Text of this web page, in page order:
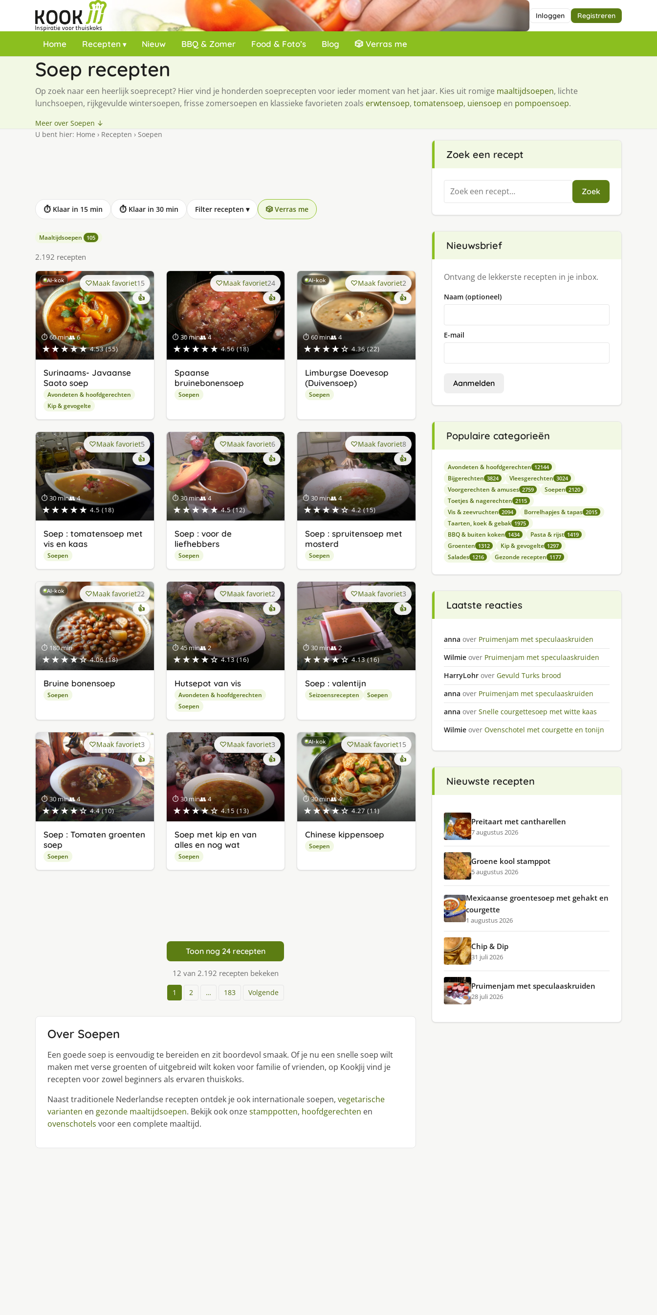
Inloggen Registreren
Home Recepten Nieuw BBQ & Zomer Food & Foto’s Blog 🎲 Verras me
Soep recepten
Op zoek naar een heerlijk soeprecept? Hier vind je honderden soeprecepten voor ieder moment van het jaar. Kies uit romige maaltijdsoepen, lichte
lunchsoepen, rijkgevulde wintersoepen, frisse zomersoepen en klassieke favorieten zoals erwtensoep, tomatensoep, uiensoep en pompoensoep.
Meer over Soepen ↓
U bent hier: Home › Recepten › Soepen
⏱ Klaar in 15 min ⏱ Klaar in 30 min Filter recepten ▾ 🎲 Verras me
Maaltijdsoepen 105
2.192 recepten
AI-kok
⏱ 60 min👥 6
★★★★★ 4.53 (55)
Maak favoriet15
👍
Surinaams- Javaanse
Saoto soep
Avondeten & hoofdgerechten
Kip & gevogelte
⏱ 30 min👥 4
★★★★★ 4.56 (18)
Maak favoriet24
👍
Spaanse
bruinebonensoep
Soepen
AI-kok
⏱ 60 min👥 4
★★★★☆ 4.36 (22)
Maak favoriet2
👍
Limburgse Doevesop
(Duivensoep)
Soepen
⏱ 30 min👥 4
★★★★★ 4.5 (18)
Maak favoriet5
👍
Soep : tomatensoep met
vis en kaas
Soepen
⏱ 30 min👥 4
★★★★★ 4.5 (12)
Maak favoriet6
👍
Soep : voor de
liefhebbers
Soepen
⏱ 30 min👥 4
★★★★☆ 4.2 (15)
Maak favoriet8
👍
Soep : spruitensoep met
mosterd
Soepen
AI-kok
⏱ 180 min
★★★★☆ 4.06 (18)
Maak favoriet22
👍
Bruine bonensoep
Soepen
⏱ 45 min👥 2
★★★★☆ 4.13 (16)
Maak favoriet2
👍
Hutsepot van vis
Avondeten & hoofdgerechten
Soepen
⏱ 30 min👥 2
★★★★☆ 4.13 (16)
Maak favoriet3
👍
Soep : valentijn
Seizoensrecepten Soepen
⏱ 30 min👥 4
★★★★☆ 4.4 (10)
Maak favoriet3
👍
Soep : Tomaten groenten
soep
Soepen
⏱ 30 min👥 4
★★★★☆ 4.15 (13)
Maak favoriet3
👍
Soep met kip en van
alles en nog wat
Soepen
AI-kok
⏱ 30 min👥 4
★★★★☆ 4.27 (11)
Maak favoriet15
👍
Chinese kippensoep
Soepen
Toon nog 24 recepten
12 van 2.192 recepten bekeken
1 2 … 183 Volgende
Over Soepen
Een goede soep is eenvoudig te bereiden en zit boordevol smaak. Of je nu een snelle soep wilt
maken met verse groenten of uitgebreid wilt koken voor familie of vrienden, op KookJij vind je
recepten voor zowel beginners als ervaren thuiskoks.
Naast traditionele Nederlandse recepten ontdek je ook internationale soepen, vegetarische
varianten en gezonde maaltijdsoepen. Bekijk ook onzestamppotten, hoofdgerechten en
ovenschotels voor een complete maaltijd.
Zoek een recept
Zoeken
naar:
Zoek
Nieuwsbrief
Ontvang de lekkerste recepten in je inbox.
Naam (optioneel)
E-mail
Aanmelden
Populaire categorieën
Avondeten & hoofdgerechten 12144
Bijgerechten 3824 Vleesgerechten 3024
Voorgerechten & amuses 2759 Soepen 2120
Toetjes & nagerechten 2115
Vis & zeevruchten 2094 Borrelhapjes & tapas 2015
Taarten, koek & gebak 1975
BBQ & buiten koken 1434 Pasta & rijst 1419
Groenten 1312 Kip & gevogelte 1297
Salades 1216 Gezonde recepten 1177
Laatste reacties
anna over Pruimenjam met speculaaskruiden
Wilmie over Pruimenjam met speculaaskruiden
HarryLohr over Gevuld Turks brood
anna over Pruimenjam met speculaaskruiden
anna over Snelle courgettesoep met witte kaas
Wilmie over Ovenschotel met courgette en tonijn
Nieuwste recepten
Preitaart met cantharellen
7 augustus 2026
Groene kool stamppot
5 augustus 2026
Mexicaanse groentesoep met gehakt en
courgette
1 augustus 2026
Chip & Dip
31 juli 2026
Pruimenjam met speculaaskruiden
28 juli 2026